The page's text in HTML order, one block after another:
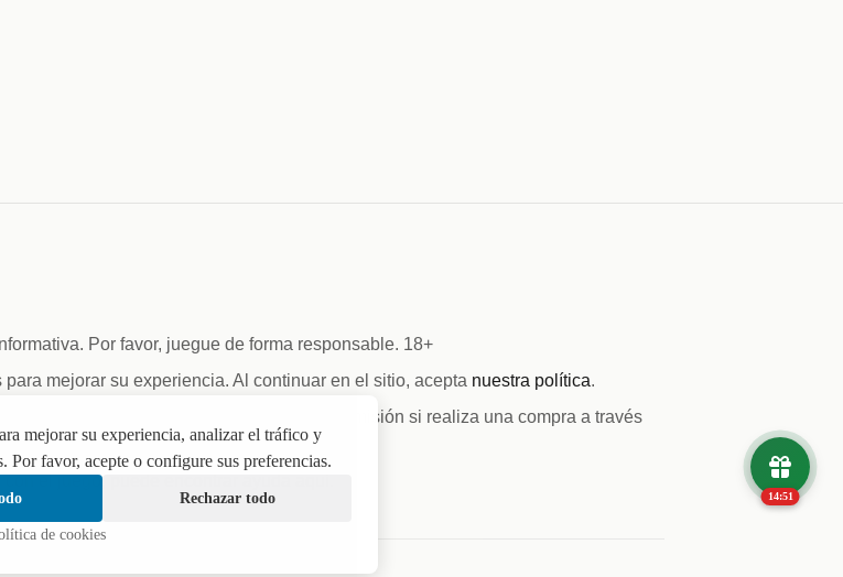
Por favor, juegue de forma responsable. 18+
mejorar su experiencia. Al continuar en el sitio, acepta nuestra política.
enlaces de afiliados. Podemos recibir una comisión si realiza una compra a través
para usted.
el juego, puede encontrar ayuda
14:50
mejorar su experiencia, analizar el tráfico y
Por favor, acepte o configure sus preferencias.
Rechazar todo
de cookies